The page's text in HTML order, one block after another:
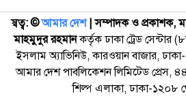
স্বত্ব: ©️আমার দেশ| সম্পাদক ও প্রকাশক,
মাহমুদুর রহমানকর্তৃক ঢাকা ট্রেড
ইসলাম অ্যাভিনিউ, কারওয়ান বাজার,
আমার দেশ পাবলিকেশন লিমিটেড প্রেস,
শিল্প এলাকা, ঢাকা-১২০৮